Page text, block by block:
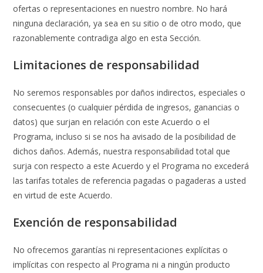
ofertas o representaciones en nuestro nombre. No hará
ninguna declaración, ya sea en su sitio o de otro modo, que
razonablemente contradiga algo en esta Sección.
Limitaciones de responsabilidad
No seremos responsables por daños indirectos, especiales o
consecuentes (o cualquier pérdida de ingresos, ganancias o
datos) que surjan en relación con este Acuerdo o el
Programa, incluso si se nos ha avisado de la posibilidad de
dichos daños. Además, nuestra responsabilidad total que
surja con respecto a este Acuerdo y el Programa no excederá
las tarifas totales de referencia pagadas o pagaderas a usted
en virtud de este Acuerdo.
Exención de responsabilidad
No ofrecemos garantías ni representaciones explícitas o
implícitas con respecto al Programa ni a ningún producto